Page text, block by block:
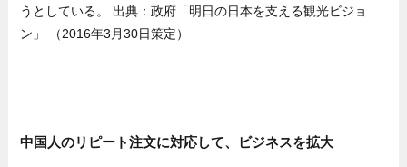
うとしている。 出典：政府「明日の日本を支える観光ビジョ
ン」 （2016年3月30日策定）
中国人のリピート注文に対応して、ビジネスを拡大